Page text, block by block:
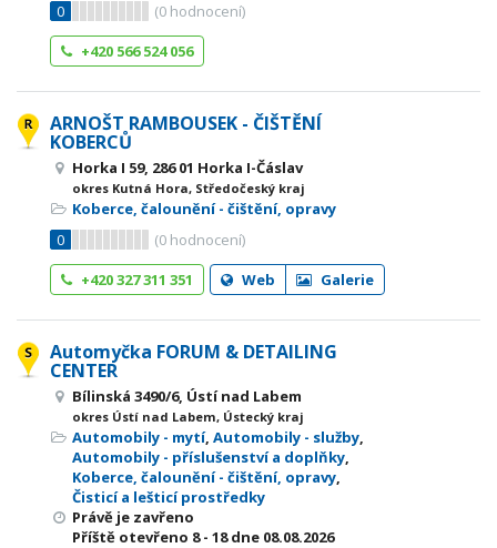
0
(0 hodnocení)
+420 566 524 056
ARNOŠT RAMBOUSEK - ČIŠTĚNÍ
KOBERCŮ
Horka I 59, 286 01 Horka I-Čáslav
okres Kutná Hora, Středočeský kraj
Koberce, čalounění - čištění, opravy
0
(0 hodnocení)
+420 327 311 351
Web Galerie
Automyčka FORUM & DETAILING
CENTER
Bílinská 3490/6, Ústí nad Labem
okres Ústí nad Labem, Ústecký kraj
Automobily - mytí, Automobily - služby,
Automobily - příslušenství a doplňky,
Koberce, čalounění - čištění, opravy,
Čisticí a lešticí prostředky
Právě je zavřeno
Příště otevřeno 8 - 18dne 08.08.2026